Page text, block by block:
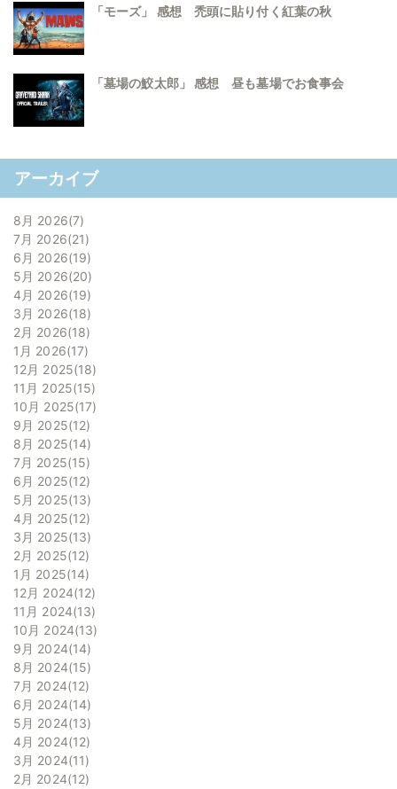
「モーズ」 感想 禿頭に貼り付く紅葉の秋
「墓場の鮫太郎」 感想 昼も墓場でお食事会
アーカイブ
8月 2026 7
7月 2026 21
6月 2026 19
5月 2026 20
4月 2026 19
3月 2026 18
2月 2026 18
1月 2026 17
12月 2025 18
11月 2025 15
10月 2025 17
9月 2025 12
8月 2025 14
7月 2025 15
6月 2025 12
5月 2025 13
4月 2025 12
3月 2025 13
2月 2025 12
1月 2025 14
12月 2024 12
11月 2024 13
10月 2024 13
9月 2024 14
8月 2024 15
7月 2024 12
6月 2024 14
5月 2024 13
4月 2024 12
3月 2024 11
2月 2024 12